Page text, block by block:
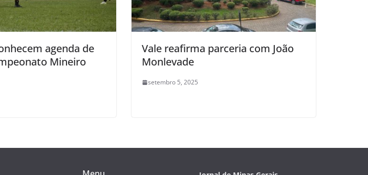
agenda de
Mineiro
Vale reafirma parceria com João
Monlevade
setembro 5, 2025